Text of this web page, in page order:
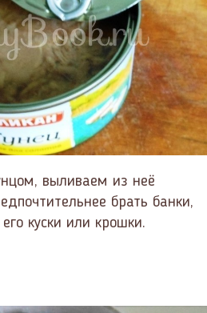
выливаем из неё
брать банки,
куски или крошки.